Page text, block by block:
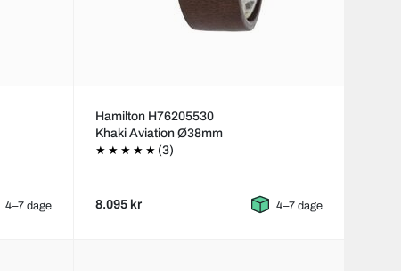
4–7 dage
Hamilton H76205530
Khaki Aviation Ø38mm
(3)
8.095 kr 4–7 dage